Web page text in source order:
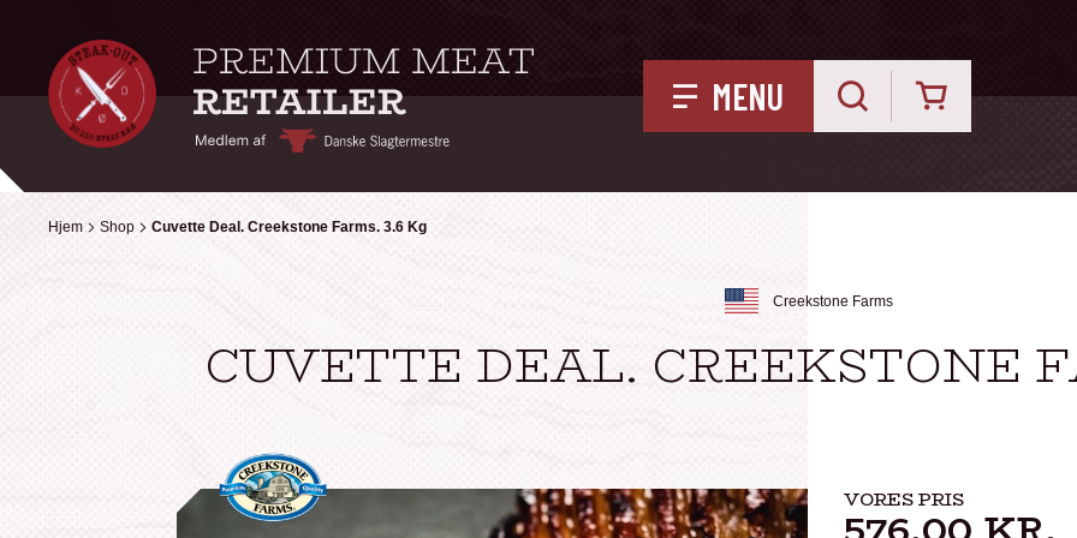
MENU
Hjem Shop Cuvette Deal. Creekstone Farms. 3.6 Kg
Hjem Shop Cuvette Deal. Creekstone Farms. 3.6 Kg
Creekstone Farms
CUVETTE DEAL. CREEKSTONE
VORES PRIS